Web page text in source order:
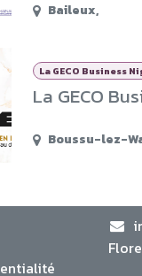
Baileux,
La GECO Business
La GECO
Boussu-lez-